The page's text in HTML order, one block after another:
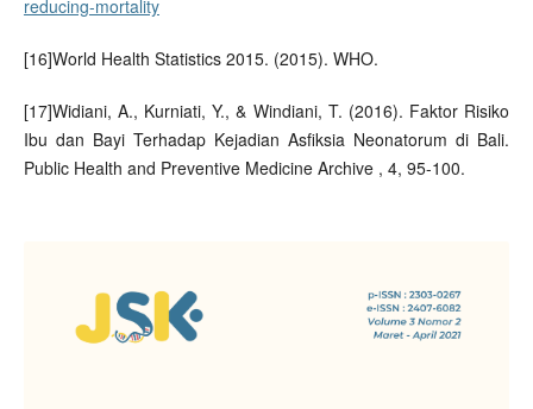
reducing-mortality
[16]World Health Statistics 2015. (2015). WHO.
[17]Widiani, A., Kurniati, Y., & Windiani, T. (2016). Faktor Risiko
Ibu dan Bayi Terhadap Kejadian Asfiksia Neonatorum di Bali.
Public Health and Preventive Medicine Archive , 4, 95-100.